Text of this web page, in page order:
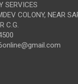
SERVICES
COLONY, NEAR
C.G.